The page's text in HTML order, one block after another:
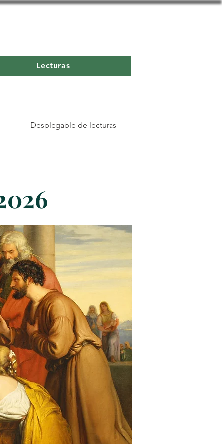
Lecturas
Desplegable de lecturas